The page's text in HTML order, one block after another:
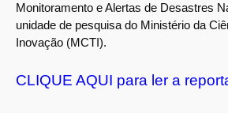
Monitoramento e Alertas de Desastres
unidade de pesquisa do Ministério da
Inovação (MCTI).
CLIQUE AQUI para ler a